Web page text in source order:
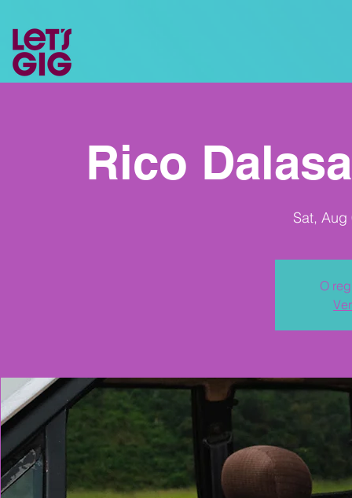
Rico
Sat, Aug
O